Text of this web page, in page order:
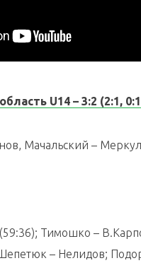
U14 – 3:2 (2:1,
Мачальский –
Тимошко –
– Нелидов;